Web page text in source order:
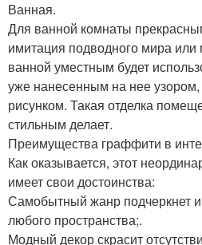
Ванная.
Для ванной комнаты
имитация подводного мира
ванной уместным будет
уже нанесенным на нее
рисунком. Такая отделка
стильным делает.
Преимущества граффити в
Как оказывается, этот
имеет свои достоинства:
Самобытный жанр подчеркнет
любого пространства;.
Модный декор скрасит